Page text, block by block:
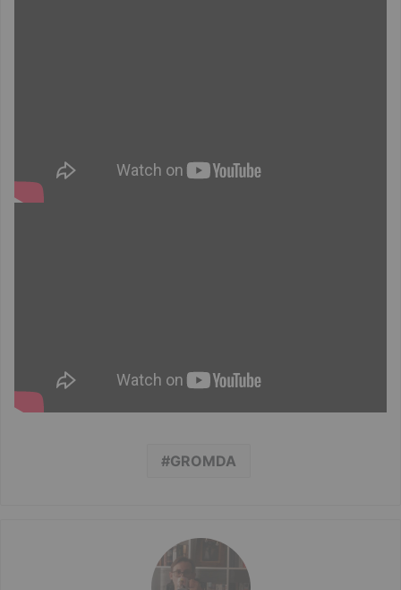
GROMDA